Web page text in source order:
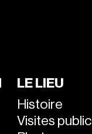
LE LIEU
Histoire
Visites public